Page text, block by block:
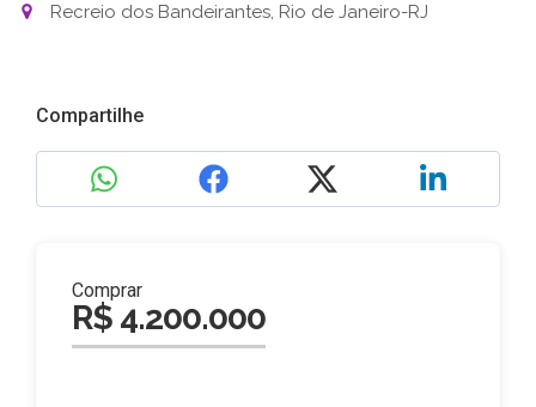
Recreio dos Bandeirantes, Rio de Janeiro-RJ
Compartilhe
Comprar
R$ 4.200.000